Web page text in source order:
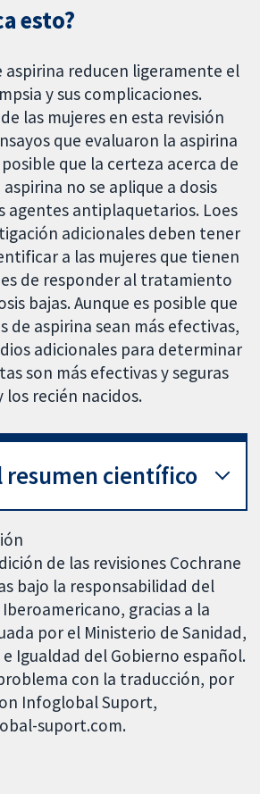
esto?
aspirina reducen ligeramente el
y sus complicaciones.
las mujeres en esta revisión
que evaluaron la aspirina
que la certeza acerca de
no se aplique a dosis
agentes antiplaquetarios. Loes
adicionales deben tener
a las mujeres que tienen
de responder al tratamiento
bajas. Aunque es posible que
de aspirina sean más efectivas,
adicionales para determinar
son más efectivas y seguras
los recién nacidos.
resumen científico
de las revisiones Cochrane
bajo la responsabilidad del
gracias a la
por el Ministerio de Sanidad,
e Igualdad del Gobierno español.
con la traducción, por
Infoglobal Suport,
suport.com.